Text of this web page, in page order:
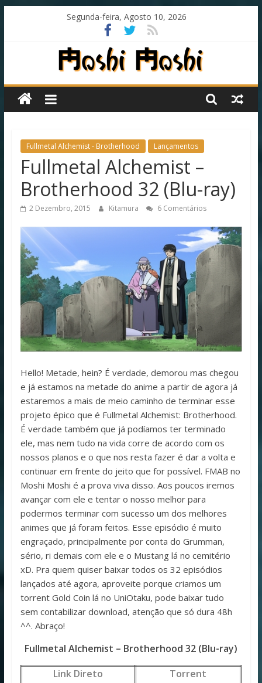
Segunda-feira, Agosto 10, 2026
Moshi
Moshi
Subs
fansub
diferente
todos
os
outros!
Fullmetal Alchemist - Brotherhood Lançamentos
Fullmetal Alchemist –
Brotherhood 32 (Blu-ray)
2 Dezembro, 2015 Kitamura 6 Comentários
Hello! Metade, hein? É verdade, demorou mas chegou
e já estamos na metade do anime a partir de agora já
estaremos a mais de meio caminho de terminar esse
projeto épico que é Fullmetal Alchemist: Brotherhood.
É verdade também que já podíamos ter terminado
ele, mas nem tudo na vida corre de acordo com os
nossos planos e o que nos resta fazer é dar a volta e
continuar em frente do jeito que for possível. FMAB no
Moshi Moshi é a prova viva disso. Aos poucos iremos
avançar com ele e tentar o nosso melhor para
podermos terminar com sucesso um dos melhores
animes que já foram feitos. Esse episódio é muito
engraçado, principalmente por conta do Grumman,
sério, ri demais com ele e o Mustang lá no cemitério
xD. Pra quem quiser baixar todos os 32 episódios
lançados até agora, aproveite porque criamos um
torrent Gold Coin lá no UniOtaku, pode baixar tudo
sem contabilizar download, atenção que só dura 48h
^^. Abraço!
Fullmetal Alchemist – Brotherhood 32 (Blu-ray)
Link Direto
Torrent